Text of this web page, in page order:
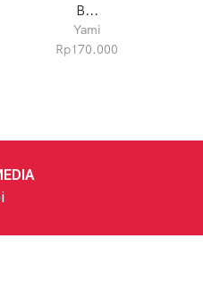
B...
Yami
Rp170.000